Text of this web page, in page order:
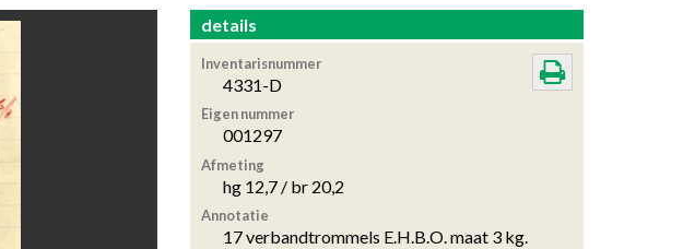
details
Inventarisnummer
4331-D
Eigen nummer
001297
Afmeting
hg 12,7 / br 20,2
Annotatie
17 verbandtrommels E.H.B.O. maat 3 kg.